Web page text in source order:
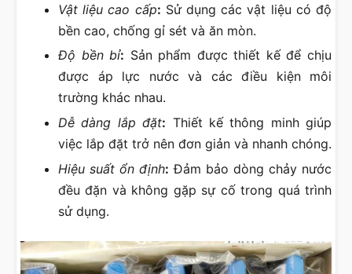
Vật liệu cao cấp: Sử dụng các vật liệu có độ
bền cao, chống gỉ sét và ăn mòn.
Độ bền bỉ: Sản phẩm được thiết kế để chịu
được áp lực nước và các điều kiện môi
trường khác nhau.
Dễ dàng lắp đặt: Thiết kế thông minh giúp
việc lắp đặt trở nên đơn giản và nhanh chóng.
Hiệu suất ổn định: Đảm bảo dòng chảy nước
đều đặn và không gặp sự cố trong quá trình
sử dụng.